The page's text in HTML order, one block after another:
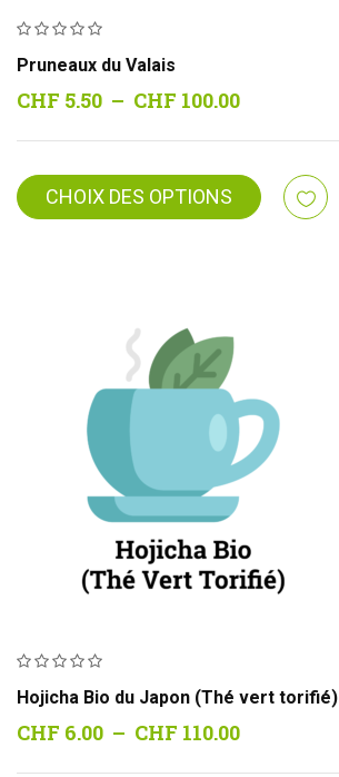
Pruneaux du Valais
CHF 5.50 – CHF 100.00Plage
CHF 5.50
CHOIX DES OPTIONS
Hojicha Bio du Japon (Thé vert torifié)
CHF 6.00 – CHF 110.00Plage